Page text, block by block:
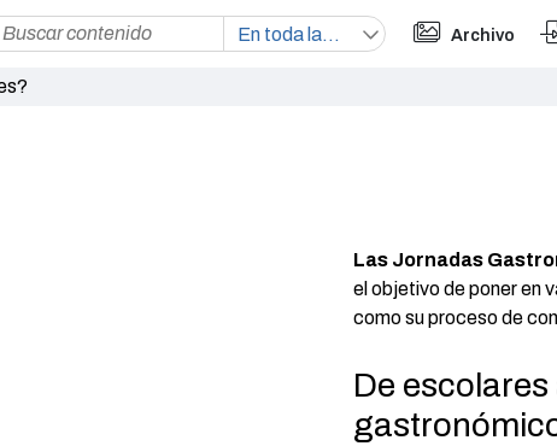
Archivo
Las Jornadas
el objetivo de poner en
como su proceso de
De